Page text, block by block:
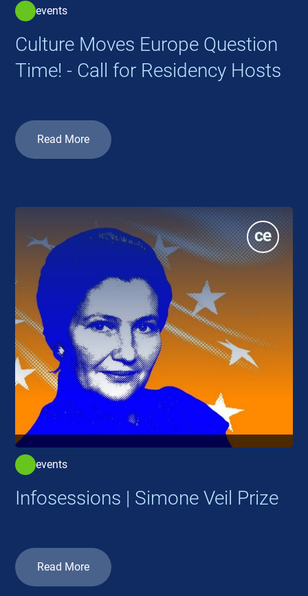
events
Culture Moves Europe Question
Time! - Call for Residency Hosts
Read More
events
Infosessions | Simone Veil Prize
Read More